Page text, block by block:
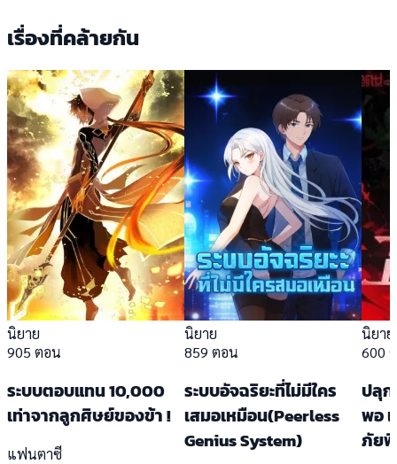
เรื่องที่คล้ายกัน
นิยาย
905 ตอน
ระบบตอบแทน 10,000
เท่าจากลูกศิษย์ของข้า !
แฟนตาซี
นิยาย
859 ตอน
ระบบอัจฉริยะที่ไม่มีใคร
เสมอเหมือน(Peerless
Genius System)
นิยาย
600
ปลุก
พอ
ภัยพิ